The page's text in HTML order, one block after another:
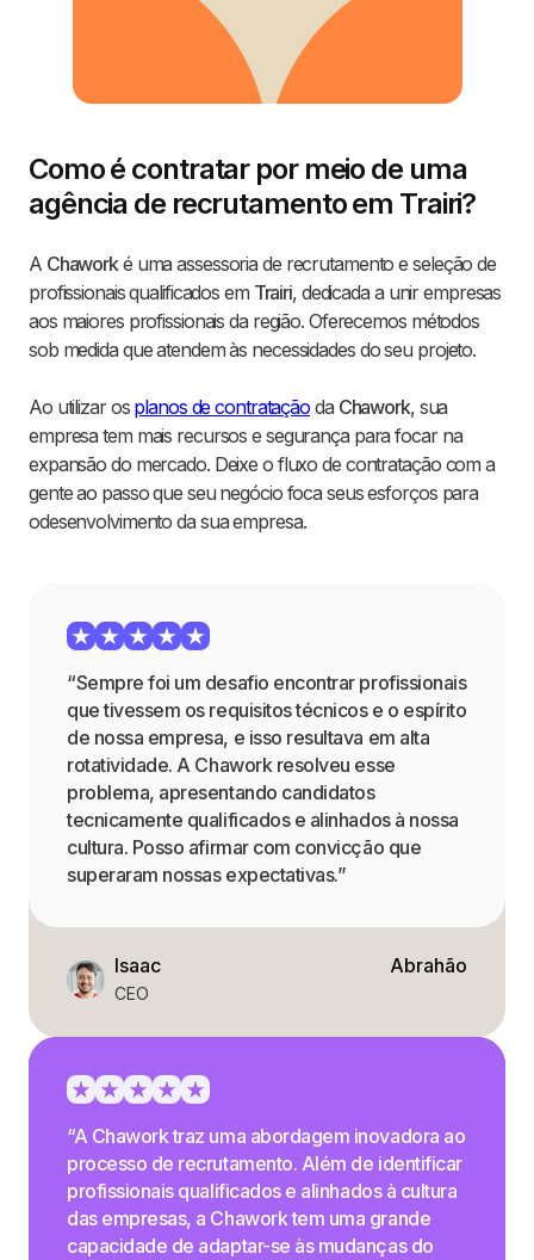
Como é contratar por meio de uma
agência de recrutamento em Trairi?
A Chaworké uma assessoria de recrutamento e seleção de
profissionais qualificados em Trairi, dedicada a unir empresas
aos maiores profissionais da região. Oferecemos métodos
sob medida que atendem às necessidades do seu projeto.
Ao utilizar os planos de contratação da Chawork, sua
empresa tem mais recursos e segurança para focar na
expansão do mercado. Deixe o fluxo de contratação com a
gente ao passo que seu negócio foca seus esforços para
odesenvolvimento da sua empresa.
“Sempre foi um desafio encontrar profissionais
que tivessem os requisitos técnicos e o espírito
de nossa empresa, e isso resultava em alta
rotatividade. A Chawork resolveu esse
problema, apresentando candidatos
tecnicamente qualificados e alinhados à nossa
cultura. Posso afirmar com convicção que
superaram nossas expectativas.”
Isaac
CEO
Abrahão
“A Chawork traz uma abordagem inovadora ao
processo de recrutamento. Além de identificar
profissionais qualificados e alinhados à cultura
das empresas, a Chawork tem uma grande
capacidade de adaptar-se às mudanças do